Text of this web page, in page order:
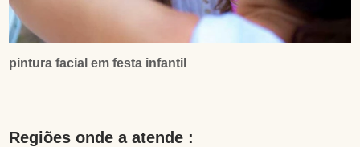
pintura facial em festa infantil
Regiões onde a atende :